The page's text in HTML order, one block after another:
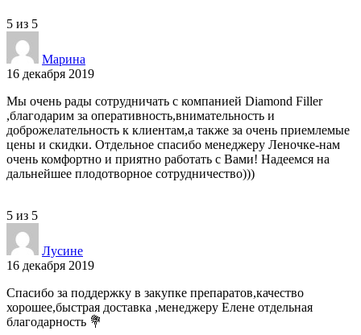
5 из 5
Марина
16 декабря 2019
Мы очень рады сотрудничать с компанией Diamond Filler
,благодарим за оперативность,внимательность и
доброжелательность к клиентам,а также за очень приемлемые
цены и скидки. Отдельное спасибо менеджеру Леночке-нам
очень комфортно и приятно работать с Вами! Надеемся на
дальнейшее плодотворное сотрудничество)))
5 из 5
Лусине
16 декабря 2019
Спасибо за поддержку в закупке препаратов,качество
хорошее,быстрая доставка ,менеджеру Елене отдельная
благодарность 💐